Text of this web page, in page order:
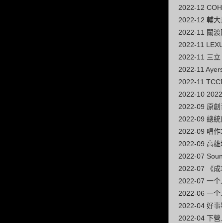
2022-12
2022-12 輔
2022-11 關
2022-11
2022-11 三
2022-11
2022-11
2022-10
2022-09 原創
2022-09 總統
2022-09 唱作
2022-09 高
2022-07
2022-07 《
2022-07 一
2022-06 一
2022-04 好
2022-04 下